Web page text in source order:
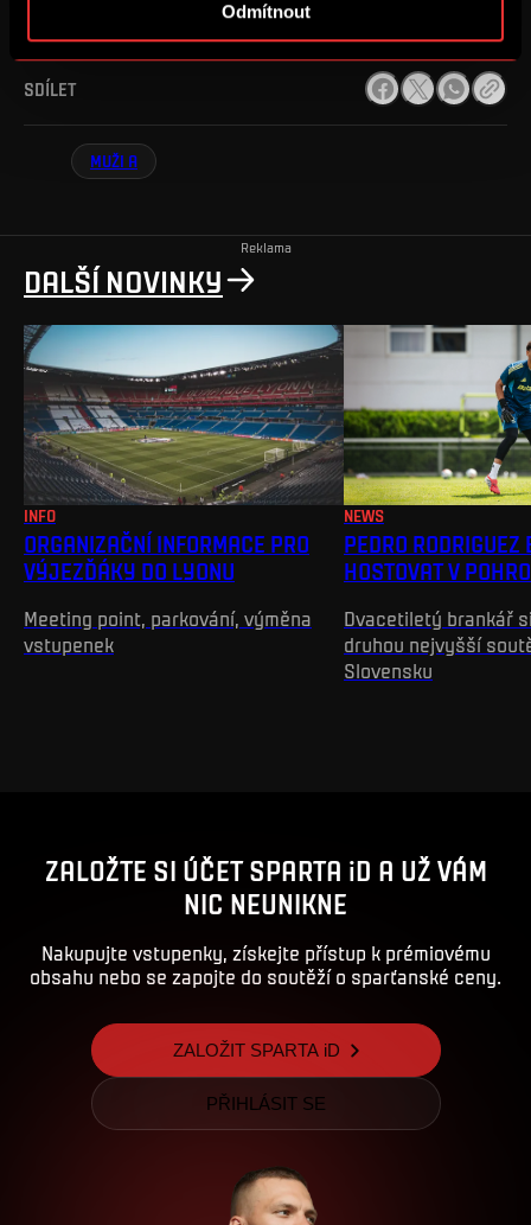
Odmítnout
SDÍLET
MUŽI A
Reklama
DALŠÍ NOVINKY
INFO
ORGANIZAČNÍ INFORMACE PRO
VÝJEZĎÁKY DO LYONU
Meeting point, parkování, výměna
vstupenek
NEWS
PEDRO RODRIGUEZ
HOSTOVAT V
Dvacetiletý brankář
druhou nejvyšší
Slovensku
ZALOŽTE SI ÚČET SPARTA iD A UŽ VÁM
NIC NEUNIKNE
Nakupujte vstupenky, získejte přístup k prémiovému
obsahu nebo se zapojte do soutěží o sparťanské ceny.
ZALOŽIT SPARTA iD
PŘIHLÁSIT SE